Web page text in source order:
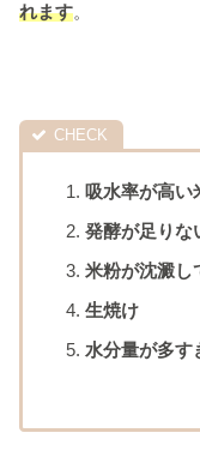
れます。
吸水率が高い
発酵が足りな
米粉が沈澱し
生焼け
水分量が多す